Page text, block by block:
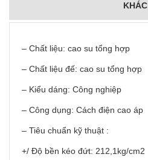
KHÁC
– Chất liệu: cao su tổng hợp
– Chất liệu đế: cao su tổng hợp
– Kiểu dáng: Công nghiệp
– Công dụng: Cách điện cao áp
– Tiêu chuẩn kỹ thuật :
+/ Độ bền kéo đứt: 212,1kg/cm2